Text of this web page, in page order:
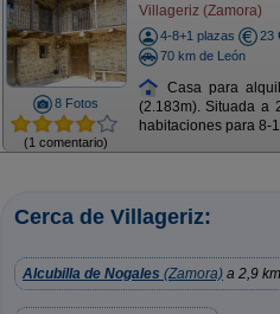
8 Fotos
(1 comentario)
Villageriz (Zamora)
4-8+1 plazas
23
70 km de León
Casa para
(2.183m). Situada a
habitaciones para 8-
Cerca de Villageriz:
Alcubilla de Nogales (Zamora) a 2,9 km